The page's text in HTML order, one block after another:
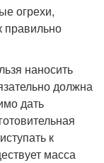
огрехи,
правильно
наносить
должна
дать
к
масса